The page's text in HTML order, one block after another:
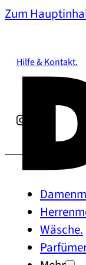
Zum
Hilfe & Kontakt.
Wäsche.